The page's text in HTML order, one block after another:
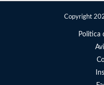
Copyright
Politica